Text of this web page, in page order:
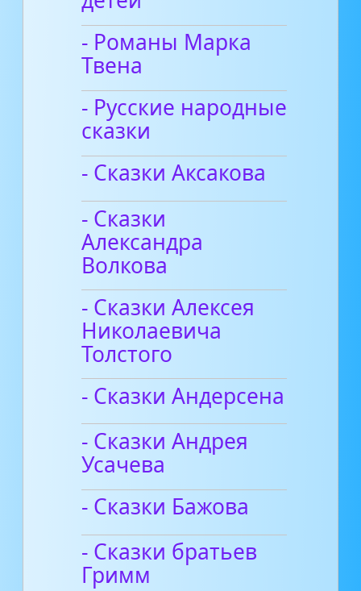
- Романы Марка
Твена
- Русские народные
сказки
- Сказки Аксакова
- Сказки
Александра
Волкова
- Сказки Алексея
Николаевича
Толстого
- Сказки Андерсена
- Сказки Андрея
Усачева
- Сказки Бажова
- Сказки братьев
Гримм